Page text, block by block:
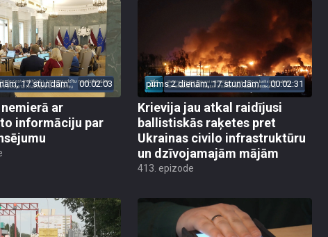
17 stundām 00:02:03
ar
informāciju par
pirms 2 dienām, 17 stundām 00:02:31
Krievija jau atkal raidījusi
ballistiskās raķetes pret
Ukrainas civilo infrastruktūru
un dzīvojamajām mājām
413. epizode